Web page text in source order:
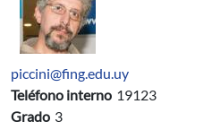
piccini@fing.edu.uy
Teléfono interno 19123
Grado 3